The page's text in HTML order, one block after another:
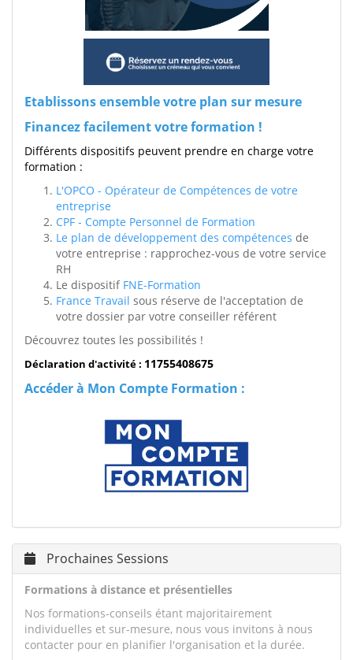
Etablissons ensemble votre plan sur mesure
Financez facilement votre formation !
Différents dispositifs peuvent prendre en charge votre
formation :
L'OPCO - Opérateur de Compétences de votre
entreprise
CPF - Compte Personnel de Formation
Le plan de développement des compétences de
votre entreprise : rapprochez-vous de votre service
RH
Le dispositif FNE-Formation
France Travail sous réserve de l'acceptation de
votre dossier par votre conseiller référent
Découvrez toutes les possibilités !
Déclaration d'activité : 11755408675
Accéder à Mon Compte Formation :
Prochaines Sessions
Formations à distance et présentielles
Nos formations-conseils étant majoritairement
individuelles et sur-mesure, nous vous invitons à nous
contacter pour en planifier l'organisation et la durée.